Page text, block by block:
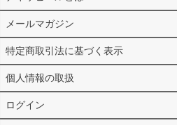
メールマガジン
特定商取引法に基づく表示
個人情報の取扱
ログイン